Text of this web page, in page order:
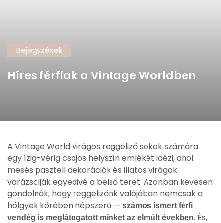
Bejegyzések
Híres férfiak a Vintage Worldben
A Vintage World virágos reggeliző sokak számára
egy ízig-vérig csajos helyszín emlékét idézi, ahol
mesés pasztell dekorációk és illatos virágok
varázsolják egyedivé a belső teret. Azonban kevesen
gondolnák, hogy reggelizőnk valójában nemcsak a
hölgyek körében népszerű — számos ismert férfi
vendég is meglátogatott minket az elmúlt években. És,